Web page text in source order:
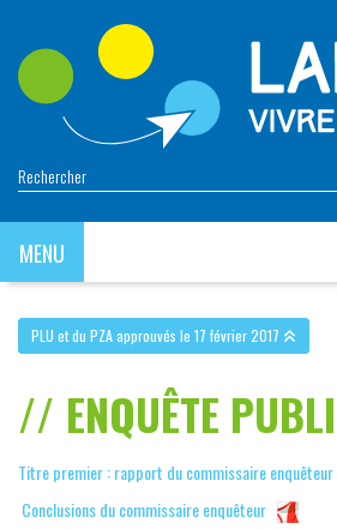
MENU
PLU et du PZA approuvés le 17 février 2017
ENQUÊTE
Titre premier : rapport du commissaire enquêteur
Conclusions du commissaire enquêteur